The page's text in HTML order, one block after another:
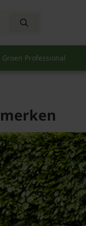
Groen Professional